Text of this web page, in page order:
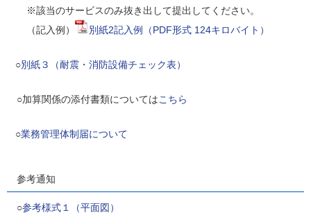
※該当のサービスのみ抜き出して提出してください。
（記入例）
別紙2記入例（PDF形式 124キロバイト）
○別紙３（耐震・消防設備チェック表）
○加算関係の添付書類についてはこちら
○業務管理体制届について
参考通知
○参考様式１（平面図）